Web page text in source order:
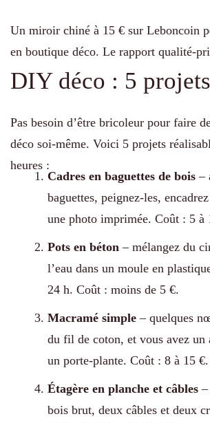
Un miroir chiné à 15 € sur Leboncoin
en boutique déco. Le rapport qualité-
DIY déco : 5
Pas besoin d’être bricoleur pour faire
déco soi-même. Voici 5 projets
heures :
Cadres en baguettes de bois –
baguettes, peignez-les,
une photo imprimée. Coût : 5 à
Pots en béton – mélangez du
l’eau dans un moule en
24 h. Coût : moins de 5 €.
Macramé simple – quelques
du fil de coton, et vous avez un
un porte-plante. Coût : 8 à 15 €.
Étagère en planche et câbles –
bois brut, deux câbles et deux